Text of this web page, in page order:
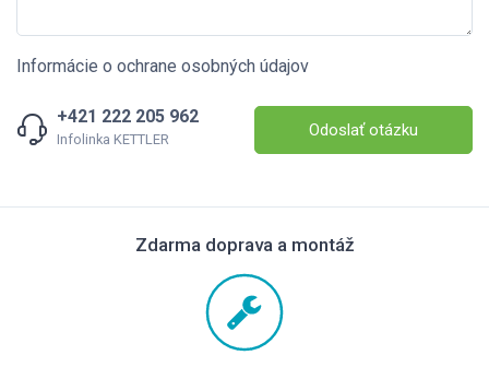
Informácie o ochrane osobných údajov
+421 222 205 962
Infolinka KETTLER Odoslať otázku
Zdarma doprava a montáž